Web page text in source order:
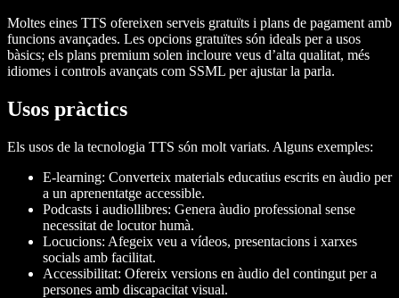
Moltes eines TTS ofereixen serveis gratuïts i plans de pagament amb
funcions avançades. Les opcions gratuïtes són ideals per a usos
bàsics; els plans premium solen incloure veus d’alta qualitat, més
idiomes i controls avançats com SSML per ajustar la parla.
Usos pràctics
Els usos de la tecnologia TTS són molt variats. Alguns exemples:
E-learning: Converteix materials educatius escrits en àudio per
a un aprenentatge accessible.
Podcasts i audiollibres: Genera àudio professional sense
necessitat de locutor humà.
Locucions: Afegeix veu a vídeos, presentacions i xarxes
socials amb facilitat.
Accessibilitat: Ofereix versions en àudio del contingut per a
persones amb discapacitat visual.